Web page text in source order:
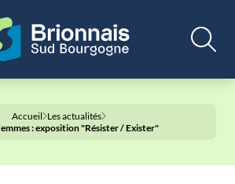
Accueil Les actualités
: exposition "Résister / Exister"